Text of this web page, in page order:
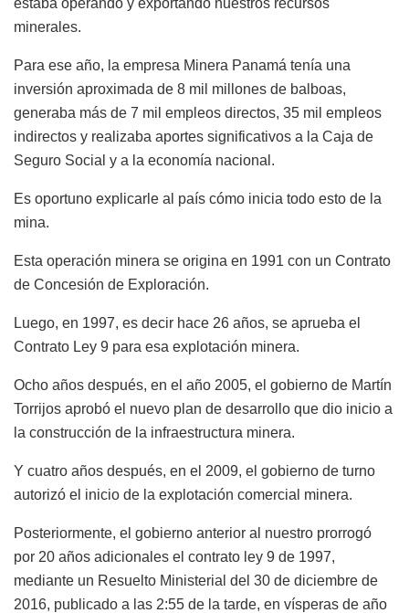
minerales.
Para ese año, la empresa Minera Panamá tenía una
inversión aproximada de 8 mil millones de balboas,
generaba más de 7 mil empleos directos, 35 mil empleos
indirectos y realizaba aportes significativos a la Caja de
Seguro Social y a la economía nacional.
Es oportuno explicarle al país cómo inicia todo esto de la
mina.
Esta operación minera se origina en 1991 con un Contrato
de Concesión de Exploración.
Luego, en 1997, es decir hace 26 años, se aprueba el
Contrato Ley 9 para esa explotación minera.
Ocho años después, en el año 2005, el gobierno de Martín
Torrijos aprobó el nuevo plan de desarrollo que dio inicio a
la construcción de la infraestructura minera.
Y cuatro años después, en el 2009, el gobierno de turno
autorizó el inicio de la explotación comercial minera.
Posteriormente, el gobierno anterior al nuestro prorrogó
por 20 años adicionales el contrato ley 9 de 1997,
mediante un Resuelto Ministerial del 30 de diciembre de
2016, publicado a las 2:55 de la tarde, en vísperas de año